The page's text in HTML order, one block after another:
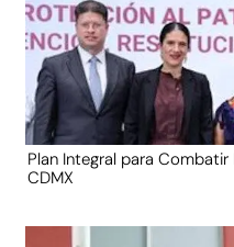
Plan Integral para
CDMX